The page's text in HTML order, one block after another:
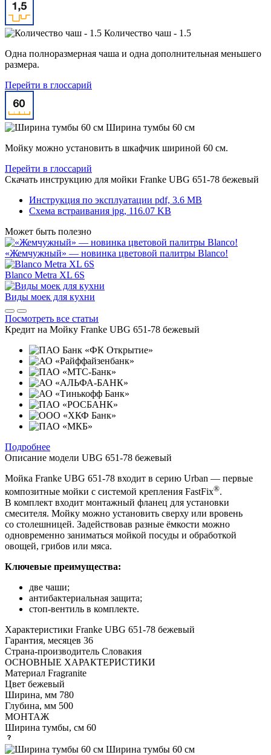
Количество чаш - 1.5
Одна полноразмерная чаша и одна дополнительная меньшего
размера.
Перейти в глоссарий
Ширина тумбы 60 см
Мойку можно установить в шкафчик шириной 60 см.
Перейти в глоссарий
Скачать инструкцию для мойки Franke UBG 651-78 бежевый
Инструкция по эксплуатации pdf, 3.6 MB
Схема встраивания jpg, 116.07 KB
Может быть полезно
«Жемчужный» — новинка цветовой палитры Blanco!
Blanco Metra XL 6S
Виды моек для кухни
Посмотреть все статьи
Кредит на Мойку Franke UBG 651-78 бежевый
Подробнее
Описание модели UBG 651-78 бежевый
Мойка Franke UBG 651-78 входит в серию Urban — первые
композитные мойки с системой крепления FastFix®.
В комплект входит монтажный фланец для установки
смесителя. Мойку можно установить сверху или вровень
со столешницей. Задействовав разные ёмкости можно
одновременно заниматься мойкой посуды и обработкой
овощей, грибов или мяса.
Ключевые преимущества:
две чаши;
антибактериальная защита;
стоп-вентиль в комплекте.
Характеристики Franke UBG 651-78 бежевый
Гарантия, месяцев 36
Страна-производитель Словакия
ОСНОВНЫЕ ХАРАКТЕРИСТИКИ
Материал Fragranite
Цвет бежевый
Ширина, мм 780
Глубина, мм 500
МОНТАЖ
Ширина тумбы, см 60
Ширина тумбы 60 см